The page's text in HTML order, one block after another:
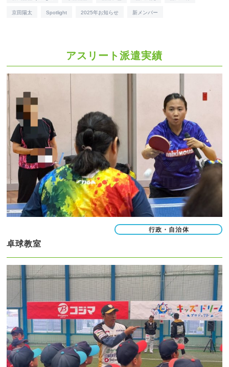
京田陽太 Spotlight 2025年お知らせ 新メンバー
アスリート派遣実績
行政・自治体
卓球教室